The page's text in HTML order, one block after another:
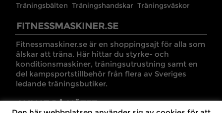
Träningsbälten Träningshandskar Träningsväskor
FITNESSMASKINER.SE
Fitnessmaskiner.se är en shoppingsajt för alla som
älskar att träna. Här hittar du styrke- och
konditionsmaskiner, träningsutrustning samt en
del kampsportstillbehör från flera av Sveriges
ledande träningsbutiker.
ANNAT PÅ NÄTET